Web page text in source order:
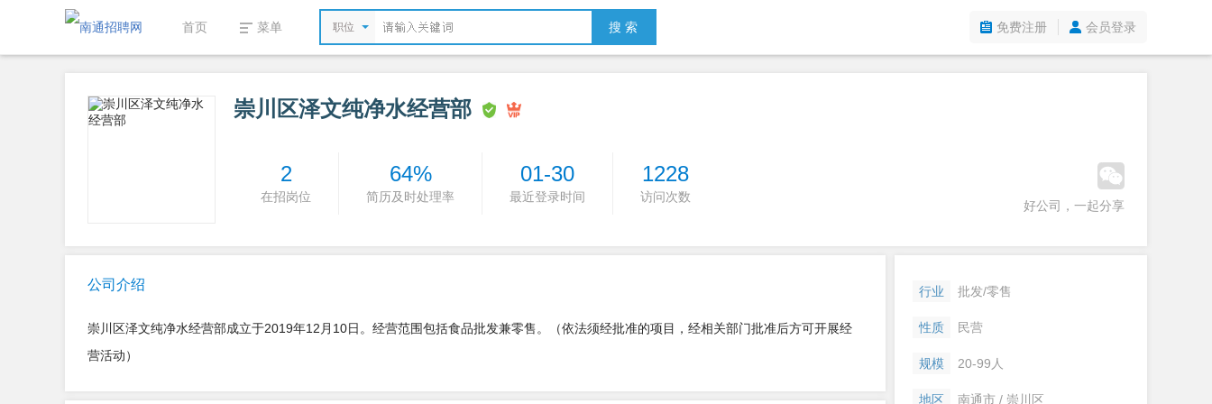
首页 菜单 职位 搜 索 免费注册 会员登录
崇川区泽文纯净水经营部
2
在招岗位
64%
简历及时处理率
01-30
最近登录时间
1228
访问次数
好公司，一起分享
公司介绍
崇川区泽文纯净水经营部成立于2019年12月10日。经营范围包括食品批发兼零售。（依法须经批准的项目，经相关部门批准后方可开展经
营活动）
行业 批发/零售
性质 民营
规模 20-99人
地区 南通市 / 崇川区